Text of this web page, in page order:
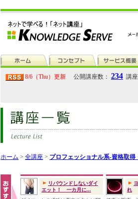
8/6（Thu）更新 公開講座数： 234 講
ホーム > 全講座 > プロフェッショナル系-資格取得
リバウンドしないダイ
エット！ 一カ月に...
れ